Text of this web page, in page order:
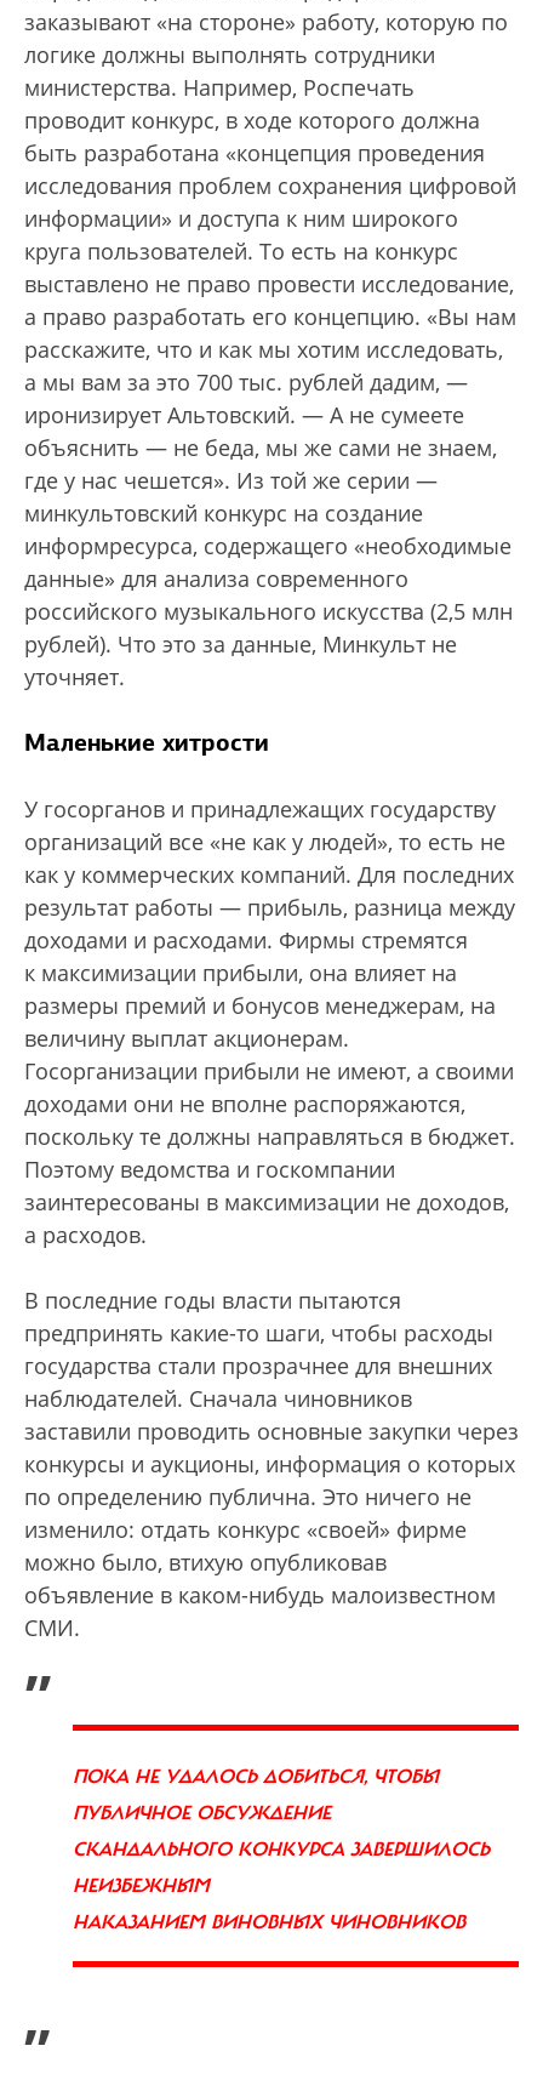
заказывают «на стороне» работу, которую по
логике должны выполнять сотрудники
министерства. Например, Роспечать
проводит конкурс, в ходе которого должна
быть разработана «концепция проведения
исследования проблем сохранения цифровой
информации» и доступа к ним широкого
круга пользователей. То есть на конкурс
выставлено не право провести исследование,
а право разработать его концепцию. «Вы нам
расскажите, что и как мы хотим исследовать,
а мы вам за это 700 тыс. рублей дадим, —
иронизирует Альтовский. — А не сумеете
объяснить — не беда, мы же сами не знаем,
где у нас чешется». Из той же серии —
минкультовский конкурс на создание
информресурса, содержащего «необходимые
данные» для анализа современного
российского музыкального искусства (2,5 млн
рублей). Что это за данные, Минкульт не
уточняет.
Маленькие хитрости
У госорганов и принадлежащих государству
организаций все «не как у людей», то есть не
как у коммерческих компаний. Для последних
результат работы — прибыль, разница между
доходами и расходами. Фирмы стремятся
к максимизации прибыли, она влияет на
размеры премий и бонусов менеджерам, на
величину выплат акционерам.
Госорганизации прибыли не имеют, а своими
доходами они не вполне распоряжаются,
поскольку те должны направляться в бюджет.
Поэтому ведомства и госкомпании
заинтересованы в максимизации не доходов,
а расходов.
В последние годы власти пытаются
предпринять какие-то шаги, чтобы расходы
государства стали прозрачнее для внешних
наблюдателей. Сначала чиновников
заставили проводить основные закупки через
конкурсы и аукционы, информация о которых
по определению публична. Это ничего не
изменило: отдать конкурс «своей» фирме
можно было, втихую опубликовав
объявление в каком-нибудь малоизвестном
СМИ.
„
ПОКА НЕ УДАЛОСЬ ДОБИТЬСЯ, ЧТОБЫ
ПУБЛИЧНОЕ ОБСУЖДЕНИЕ
СКАНДАЛЬНОГО КОНКУРСА ЗАВЕРШИЛОСЬ
НЕИЗБЕЖНЫМ
НАКАЗАНИЕМ ВИНОВНЫХ ЧИНОВНИКОВ
”